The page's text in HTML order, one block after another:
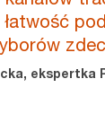
ekspertka